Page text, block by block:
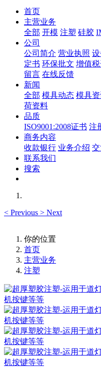
首页
主营业务
全部 开模 注塑 硅胶
公司
公司简介 营业执照
定书 环保批文 增值
留言 在线反馈
新闻
全部 模具动态 模具
荷资料
品质
ISO9001:2008证书 注
商务内容
收款银行 业务介绍
联系我们
搜索
< Previous > Next
你的位置
首页
主营业务
注塑